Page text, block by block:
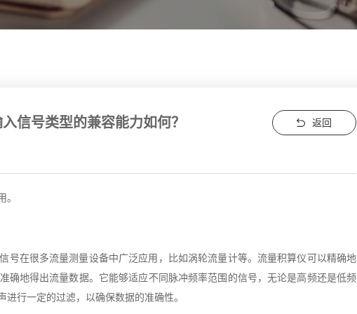
信号类型的兼容能力如何？ 返回
号在很多流量测量设备中广泛应用，比如涡轮流量计等。流量积算仪可以精确地
确地得出流量数据。它能够适应不同脉冲频率范围的信号，无论是高频还是低频
行一定的过滤，以确保数据的准确性。